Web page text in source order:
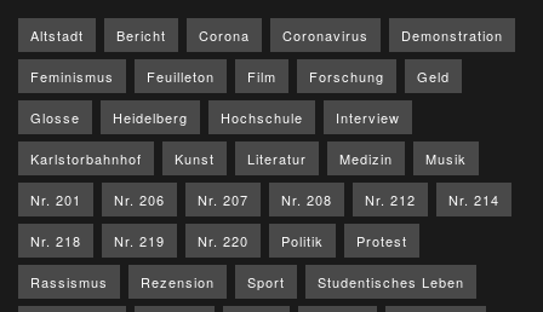
Altstadt Bericht Corona Coronavirus Demonstration
Feminismus Feuilleton Film Forschung Geld
Glosse Heidelberg Hochschule Interview
Karlstorbahnhof Kunst Literatur Medizin Musik
Nr. 201 Nr. 206 Nr. 207 Nr. 208 Nr. 212 Nr. 214
Nr. 218 Nr. 219 Nr. 220 Politik Protest
Rassismus Rezension Sport Studentisches Leben